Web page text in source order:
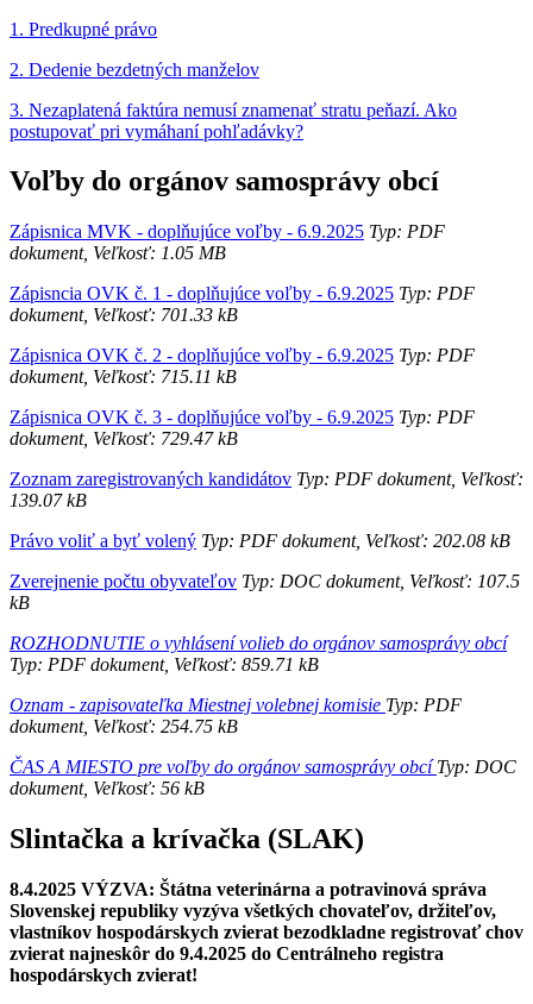
1. Predkupné právo
2. Dedenie bezdetných manželov
3. Nezaplatená faktúra nemusí znamenať stratu peňazí. Ako
postupovať pri vymáhaní pohľadávky?
Voľby do orgánov samosprávy obcí
Zápisnica MVK - doplňujúce voľby - 6.9.2025 Typ: PDF
dokument, Veľkosť: 1.05 MB
Zápisncia OVK č. 1 - doplňujúce voľby - 6.9.2025 Typ: PDF
dokument, Veľkosť: 701.33 kB
Zápisnica OVK č. 2 - doplňujúce voľby - 6.9.2025 Typ: PDF
dokument, Veľkosť: 715.11 kB
Zápisnica OVK č. 3 - doplňujúce voľby - 6.9.2025 Typ: PDF
dokument, Veľkosť: 729.47 kB
Zoznam zaregistrovaných kandidátov Typ: PDF dokument, Veľkosť:
139.07 kB
Právo voliť a byť volený Typ: PDF dokument, Veľkosť: 202.08 kB
Zverejnenie počtu obyvateľov Typ: DOC dokument, Veľkosť: 107.5
kB
ROZHODNUTIE o vyhlásení volieb do orgánov samosprávy obcí
Typ: PDF dokument, Veľkosť: 859.71 kB
Oznam - zapisovateľka Miestnej volebnej komisie Typ: PDF
dokument, Veľkosť: 254.75 kB
ČAS A MIESTO pre voľby do orgánov samosprávy obcíTyp: DOC
dokument, Veľkosť: 56 kB
Slintačka a krívačka (SLAK)
8.4.2025 VÝZVA: Štátna veterinárna a potravinová správa
Slovenskej republiky vyzýva všetkých chovateľov, držiteľov,
vlastníkov hospodárskych zvierat bezodkladne registrovať chov
zvierat najneskôr do 9.4.2025 do Centrálneho registra
hospodárskych zvierat!